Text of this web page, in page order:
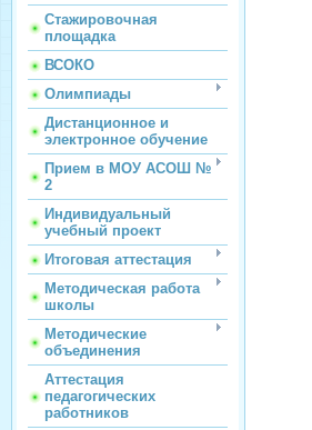
Стажировочная
площадка
ВСОКО
Олимпиады
Дистанционное и
электронное обучение
Прием в МОУ АСОШ №
2
Индивидуальный
учебный проект
Итоговая аттестация
Методическая работа
школы
Методические
объединения
Аттестация
педагогических
работников